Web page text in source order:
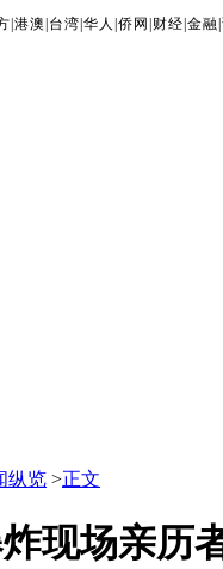
|港澳 台湾 |华人 |侨网 财经 |金融 |
纵览 >正文
现场亲历